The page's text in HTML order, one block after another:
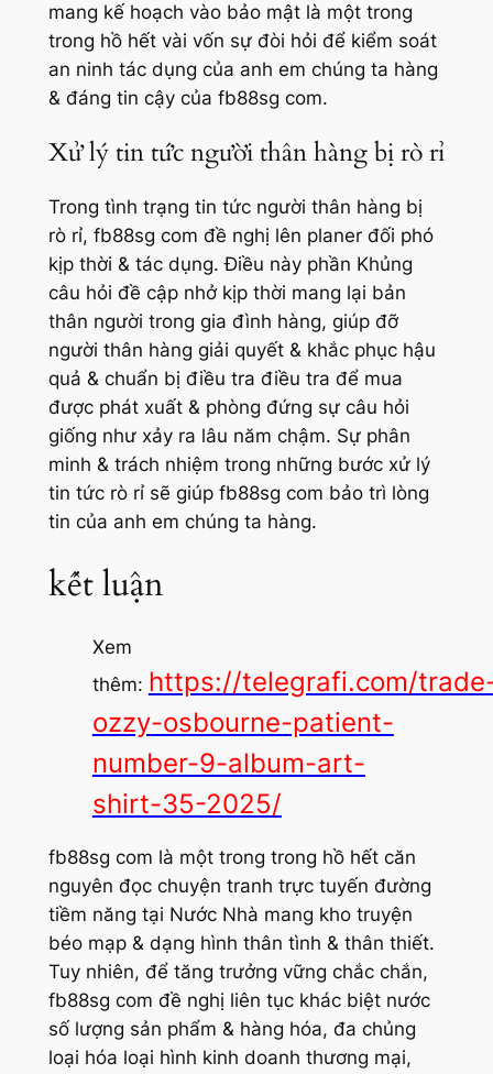
mang kế hoạch vào bảo mật là một trong
trong hồ hết vài vốn sự đòi hỏi để kiểm soát
an ninh tác dụng của anh em chúng ta hàng
& đáng tin cậy của fb88sg com.
Xử lý tin tức người thân hàng bị rò rỉ
Trong tình trạng tin tức người thân hàng bị
rò rỉ, fb88sg com đề nghị lên planer đối phó
kịp thời & tác dụng. Điều này phần Khủng
câu hỏi đề cập nhở kịp thời mang lại bản
thân người trong gia đình hàng, giúp đỡ
người thân hàng giải quyết & khắc phục hậu
quả & chuẩn bị điều tra điều tra để mua
được phát xuất & phòng đứng sự câu hỏi
giống như xảy ra lâu năm chậm. Sự phân
minh & trách nhiệm trong những bước xử lý
tin tức rò rỉ sẽ giúp fb88sg com bảo trì lòng
tin của anh em chúng ta hàng.
kết luận
Xem
thêm: https://telegrafi.com/
ozzy-osbourne-patient-
number-9-album-art-
shirt-35-2025/
fb88sg com là một trong trong hồ hết căn
nguyên đọc chuyện tranh trực tuyến đường
tiềm năng tại Nước Nhà mang kho truyện
béo mạp & dạng hình thân tình & thân thiết.
Tuy nhiên, để tăng trưởng vững chắc chắn,
fb88sg com đề nghị liên tục khác biệt nước
số lượng sản phẩm & hàng hóa, đa chủng
loại hóa loại hình kinh doanh thương mại,